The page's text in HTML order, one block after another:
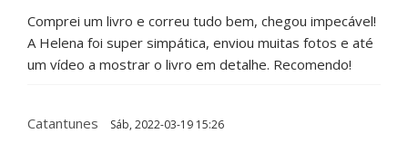
Comprei um livro e correu tudo bem, chegou impecável!
A Helena foi super simpática, enviou muitas fotos e até
um vídeo a mostrar o livro em detalhe. Recomendo!
Catantunes Sáb, 2022-03-19 15:26